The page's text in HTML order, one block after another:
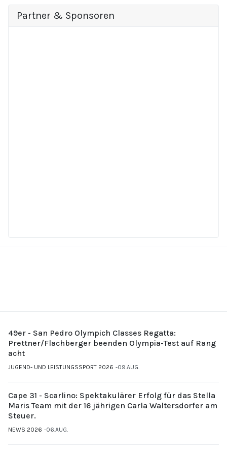
Partner & Sponsoren
49er - San Pedro Olympich Classes Regatta:
Prettner/Flachberger beenden Olympia-Test auf Rang
acht
JUGEND- UND LEISTUNGSSPORT 2026 09.AUG.
Cape 31 - Scarlino: Spektakulärer Erfolg für das Stella
Maris Team mit der 16 jährigen Carla Waltersdorfer am
Steuer.
NEWS 2026 06.AUG.